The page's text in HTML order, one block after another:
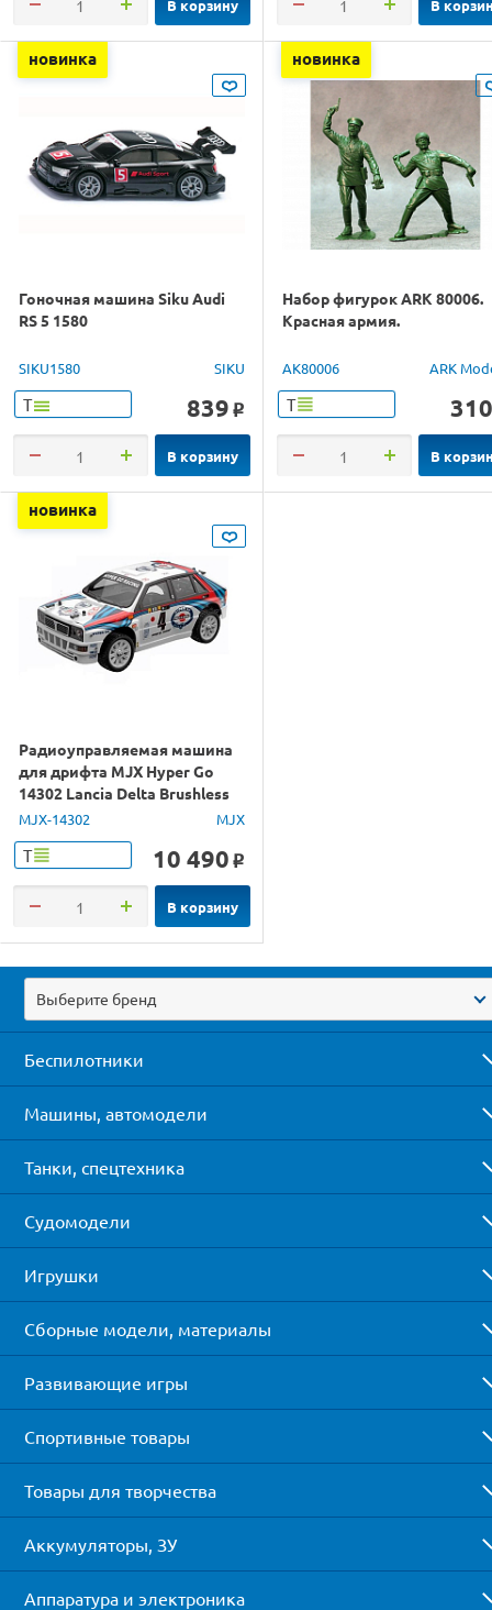
В корзину В
новинка
Гоночная машина Siku Audi
RS 5 1580
SIKU1580 SIKU
Т 839 o
В корзину
новинка
Набор фигурок ARK 80006.
Красная армия.
AK80006 ARK
Т 310
В
новинка
Радиоуправляемая машина
для дрифта MJX Hyper Go
14302 Lancia Delta Brushless
4WD 2.4G LED 1/14 RTR
MJX-14302 MJX
Т 10 490 o
В корзину
Выберите бренд
Беспилотники
Машины, автомодели
Танки, спецтехника
Судомодели
Игрушки
Сборные модели, материалы
Развивающие игры
Спортивные товары
Товары для творчества
Аккумуляторы, ЗУ
Аппаратура и электроника